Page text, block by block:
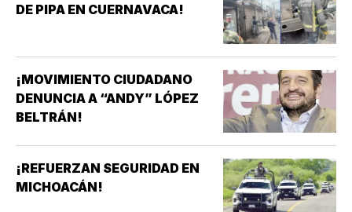
DE PIPA EN CUERNAVACA!
¡MOVIMIENTO CIUDADANO
DENUNCIA A “ANDY” LÓPEZ
BELTRÁN!
¡REFUERZAN SEGURIDAD EN
MICHOACÁN!